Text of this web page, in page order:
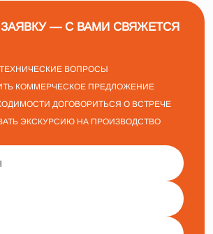
ЗАЯВКУ — С ВАМИ СВЯЖЕТСЯ
ВОПРОСЫ
КОММЕРЧЕСКОЕ ПРЕДЛОЖЕНИЕ
ДОГОВОРИТЬСЯ О ВСТРЕЧЕ
ЭКСКУРСИЮ НА ПРОИЗВОДСТВО